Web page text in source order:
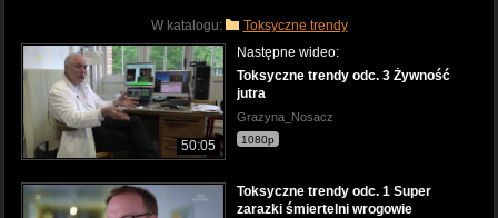
W katalogu: Toksyczne trendy
50:05
Następne wideo:
Toksyczne trendy odc. 3 Żywność
jutra
Grazyna_Nosacz
1080p
Toksyczne trendy odc. 1 Super
zarazki śmiertelni wrogowie